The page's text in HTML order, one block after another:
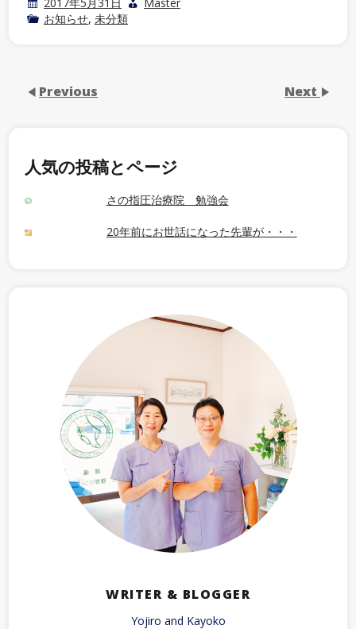
お知らせ, 未分類
Previous Next
人気の投稿とページ
さの指圧治療院 勉強会
20年前にお世話になった先輩が・・・
WRITER & BLOGGER
Yojiro and Kayoko